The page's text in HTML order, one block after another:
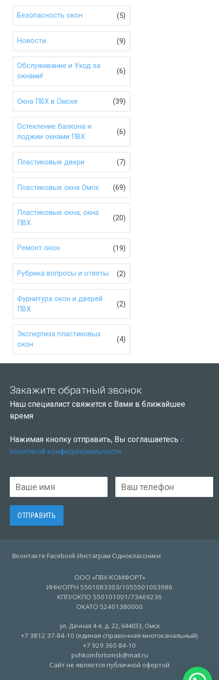
Безопасность окон (5)
Новости (9)
Обслуживание и Уход за
окнами!
(6)
Окна ПВХ в Омске (39)
Остекление балкона и
лоджии окнами ПВХ
(6)
Пластиковые двери (7)
Пластиковые окна Омск (69)
Пластиковые окна, окна
ПВХ
(20)
Ремонт окон (19)
Рубрика вопросы и ответы. (2)
Фурнитура окон и дверей
ПВХ
(2)
Экспертиза пластиковых
окон
(4)
Закажите обратный звонок
Наш специалист свяжется с Вами в ближайшее
время
Нажимая кнопку отправить, Вы соглашаетесь с
политикой конфиденциальности
Вконтакте Facebook Инстаграм Одноклассники
ООО «ПВХ-КОМФОРТ»
ИНН/ОГРН 5501083303/1055501003986
КПП/ОКПО 550101001/73469236
ОКАТО 52401380000
ул. Дачная 4-я, д. 22, 644033, Омск
+7 3812 37-84-10 (единая справочная многоканальный)
+7 929 360 84-10
pvhkomfortomsk@mail.ru
Сайт не является публичной офертой